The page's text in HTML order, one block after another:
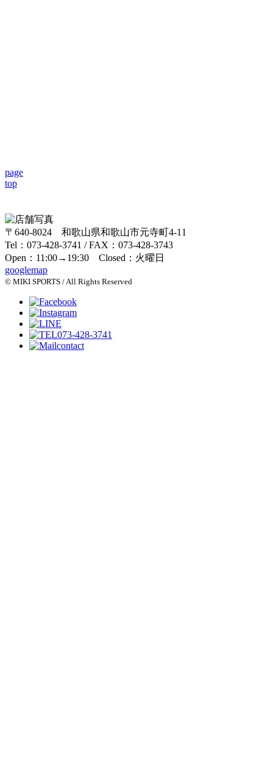
page
top
〒640-8024 和歌山県和歌山市元寺町4-11
Tel：073-428-3741 / FAX：073-428-3743
Open：11:00→19:30 Closed：火曜日
googlemap
© MIKI SPORTS / All Rights Reserved
073-428-3741
contact